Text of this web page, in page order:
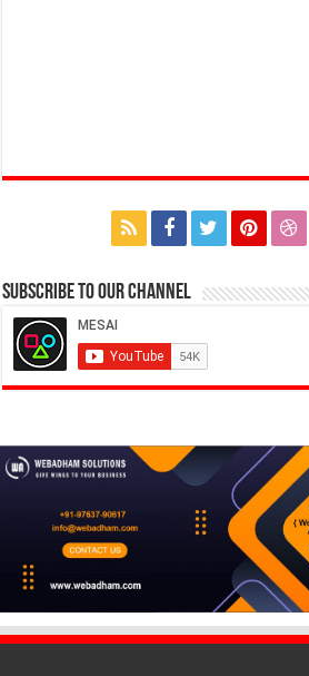
Subscribe to our Channel